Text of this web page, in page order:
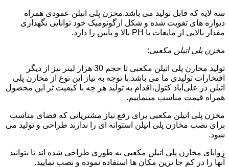
سه لایه که قابل تولید می باشد.مخزن پلی اتیلن عمودی همراه
دیواره های تقویت شده و شکل ارگونومیک خود توانایی نگهداری
مقدار بالایی از مایعات با PH بالا و پایین را دارد.
مخزن پلی اتیلن مکعبی:
تولید مخازن پلی اتیلن مکعبی تا حجم 30 هزار لیتر نیز از دیگر
افتخارات تولیدی ما می باشد.با توجه به نیاز این نوع از مخازن پلی
اتیلن در علی‌آباد کتول،اقدام به تولید هر چه با کیفیت تر این محصول
همراه قیمت مناسب مینماییم.
مخزن پلی اتیلن مکعبی برای رفع نیاز مشتریانی که فضای مناسب
برای نصب مخازن پلی اتیلن استوانه ای را ندارند طراحی و تولید می
شود.
زوایای مخازن پلی اتیلن مکعبی به طوری طراحی شده اند تا بتوانید
آنها را در کم جا ترین مکان ها استفاده نموده و نصب نمایید.